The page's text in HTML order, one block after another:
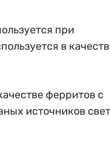
при
в
ферритов с
источников